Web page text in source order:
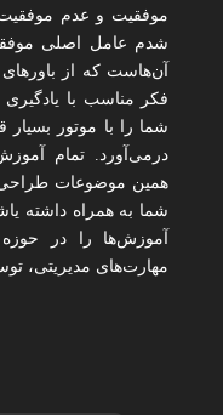
موفقیت و عدم
شدم عامل اصلی
آن‌هاست که از
فکر مناسب با
شما را با موتور
همین موضوعات طراحی
شما به همراه داشته
آموزش‌ها را در
مهارت‌های مدیریتی،